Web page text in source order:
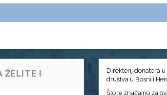
ŽELITE I
Direktorij donatora
društva u Bosni i
Što je značajno za